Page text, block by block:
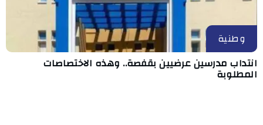
وطنية
انتداب مدرسين عرضيين بقفصة.. وهذه الاختصاصات
المطلوبة